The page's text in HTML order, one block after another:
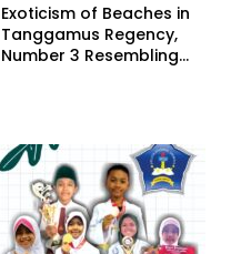
Exoticism of Beaches in
Tanggamus Regency,
Number 3 Resembling